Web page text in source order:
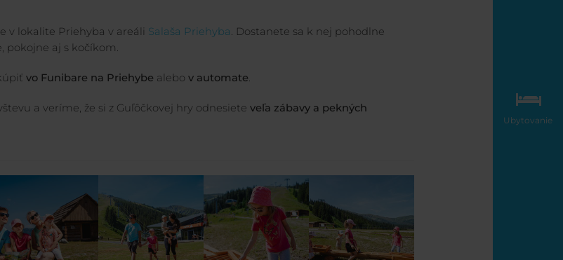
Ubytovanie
v lokalite Priehyba v areáli Salaša Priehyba. Dostanete sa k nej pohodlne
pokojne aj s kočíkom.
vo Funibare na Priehybe alebo v automate.
a veríme, že si z Guľôčkovej hry odnesiete veľa zábavy a pekných